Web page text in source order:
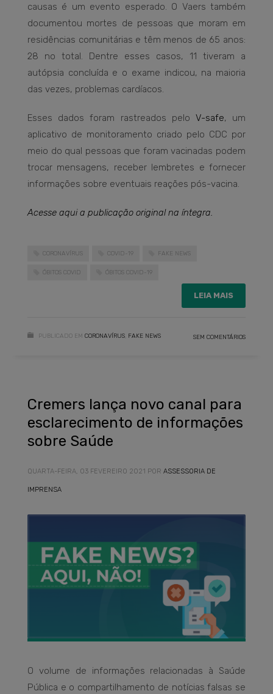
causas é um evento esperado. O Vaers também
documentou mortes de pessoas que moram em
residências comunitárias e têm menos de 65 anos:
28 no total. Dentre esses casos, 11 tiveram a
autópsia concluída e o exame indicou, na maioria
das vezes, problemas cardíacos.
Esses dados foram rastreados pelo V-safe, um
aplicativo de monitoramento criado pelo CDC por
meio do qual pessoas que foram vacinadas podem
trocar mensagens, receber lembretes e fornecer
informações sobre eventuais reações pós-vacina.
Acesse aqui a publicação original na íntegra.
CORONAVÍRUS COVID-19 FAKE NEWS
ÓBITOS COVID ÓBITOS COVID-19
LEIA MAIS
PUBLICADO EM CORONAVÍRUS FAKE NEWS SEM COMENTÁRIOS
Cremers lança novo canal para
esclarecimento de informações
sobre Saúde
QUARTA-FEIRA, 03 FEVEREIRO 2021 POR ASSESSORIA DE
IMPRENSA
O volume de informações relacionadas à Saúde
Pública e o compartilhamento de notícias falsas se